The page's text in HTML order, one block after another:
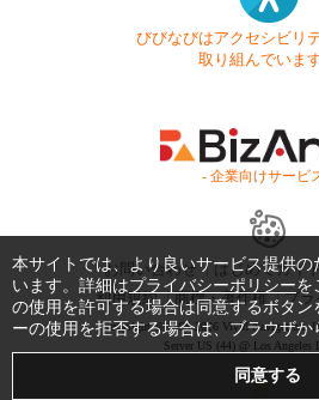
びびなびはアクセシビリ
取り組んでいます
- 企業向けサービ
お問い合わせ はじめてガイ
利用規約
商標・著作権 プラ
Copyright © 1999-2026 Vivid Navigation,
Server US (44) @ Los Angeles
本サイトでは、より良いサービス提供
います。詳細はプライバシーポリシーを
の使用を許可する場合は同意するボタ
ーの使用を拒否する場合は、ブラウザか